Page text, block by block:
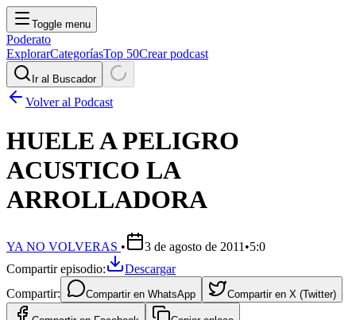
Toggle menu
Poderato
ExplorarCategoríasTop 50Crear podcast
Ir al Buscador
Volver al Podcast
HUELE A PELIGRO
ACUSTICO LA
ARROLLADORA
YA NO VOLVERAS • 3 de agosto de 2011 •5:0
Compartir episodio:
Descargar
Compartir:
Compartir en WhatsApp Compartir en X (Twitter)